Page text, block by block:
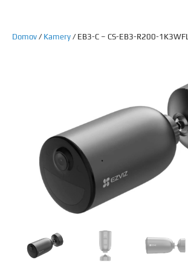
Domov / Kamery / EB3-C – CS-EB3-R200-1K3WFL